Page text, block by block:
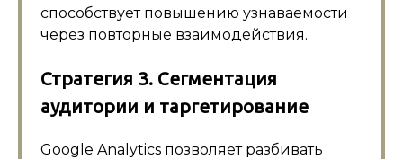
способствует повышению узнаваемости
через повторные взаимодействия.
Стратегия 3. Сегментация
аудитории и таргетирование
Google Analytics позволяет разбивать